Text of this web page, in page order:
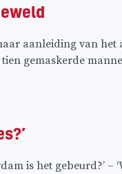
aanleiding van
gemaskerde
is het gebeurd?’